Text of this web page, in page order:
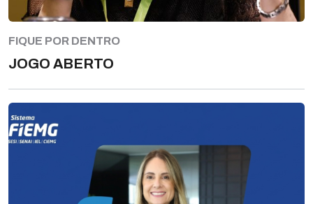
FIQUE POR DENTRO
JOGO ABERTO